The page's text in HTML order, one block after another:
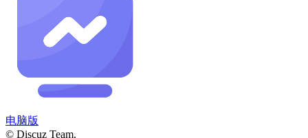
电脑版
© Discuz Team.